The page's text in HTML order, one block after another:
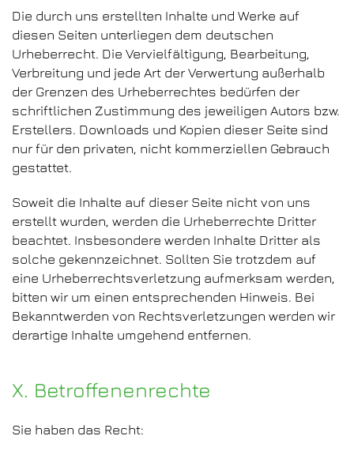
Die durch uns erstellten Inhalte und Werke auf
diesen Seiten unterliegen dem deutschen
Urheberrecht. Die Vervielfältigung, Bearbeitung,
Verbreitung und jede Art der Verwertung außerhalb
der Grenzen des Urheberrechtes bedürfen der
schriftlichen Zustimmung des jeweiligen Autors bzw.
Erstellers. Downloads und Kopien dieser Seite sind
nur für den privaten, nicht kommerziellen Gebrauch
gestattet.
Soweit die Inhalte auf dieser Seite nicht von uns
erstellt wurden, werden die Urheberrechte Dritter
beachtet. Insbesondere werden Inhalte Dritter als
solche gekennzeichnet. Sollten Sie trotzdem auf
eine Urheberrechtsverletzung aufmerksam werden,
bitten wir um einen entsprechenden Hinweis. Bei
Bekanntwerden von Rechtsverletzungen werden wir
derartige Inhalte umgehend entfernen.
X. Betroffenenrechte
Sie haben das Recht: